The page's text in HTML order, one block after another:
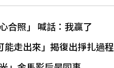
合照」 喊話：我贏了
走出來」揭復出掙扎過程